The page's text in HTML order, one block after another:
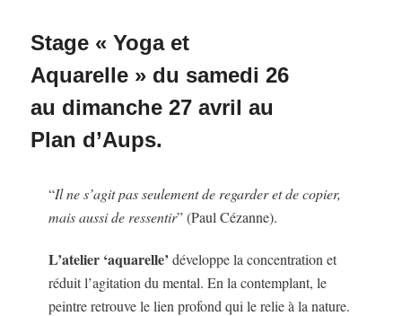
Stage « Yoga et
Aquarelle » du samedi 26
au dimanche 27 avril au
Plan d’Aups.
“Il ne s’agit pas seulement de regarder et de copier,
mais aussi de ressentir” (Paul Cézanne).
L’atelier ‘aquarelle’ développe la concentration et
réduit l’agitation du mental. En la contemplant, le
peintre retrouve le lien profond qui le relie à la nature.